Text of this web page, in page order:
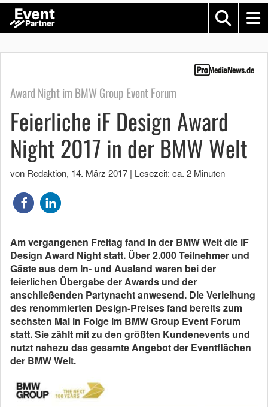
Award Night im BMW Group Event Forum
Feierliche iF Design Award
Night 2017 in der BMW Welt
von Redaktion, 14. März 2017 | Lesezeit: ca. 2 Minuten
Am vergangenen Freitag fand in der BMW Welt die iF
Design Award Night statt. Über 2.000 Teilnehmer und
Gäste aus dem In- und Ausland waren bei der
feierlichen Übergabe der Awards und der
anschließenden Partynacht anwesend. Die Verleihung
des renommierten Design-Preises fand bereits zum
sechsten Mal in Folge im BMW Group Event Forum
statt. Sie zählt mit zu den größten Kundenevents und
nutzt nahezu das gesamte Angebot der Eventflächen
der BMW Welt.